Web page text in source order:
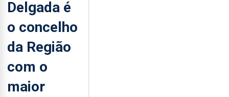
Delgada é
o concelho
da Região
com o
maior